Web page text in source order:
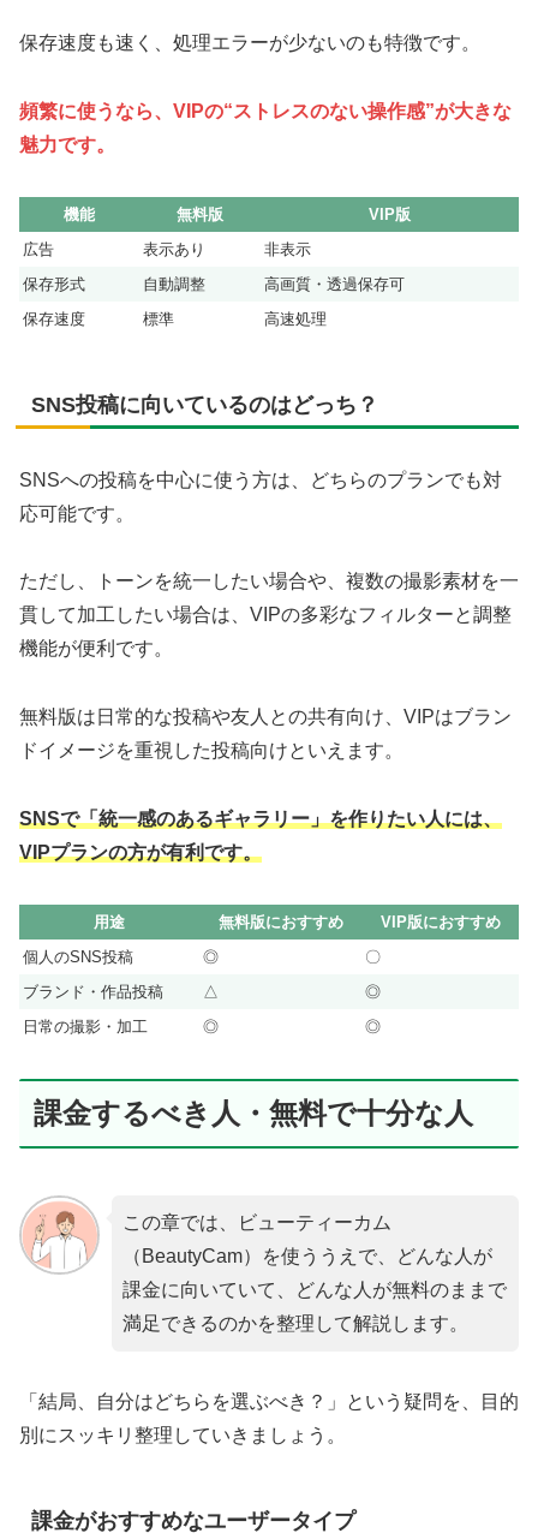
保存速度も速く、処理エラーが少ないのも特徴です。
頻繁に使うなら、VIPの“ストレスのない操作感”が大きな
魅力です。
機能 無料版
VIP版
広告
表示あり
非表示
保存形式
自動調整
高画質・透過保存可
保存速度
標準 高速処理
SNS投稿に向いているのはどっち？
SNSへの投稿を中心に使う方は、どちらのプランでも対
応可能です。
ただし、トーンを統一したい場合や、複数の撮影素材を一
貫して加工したい場合は、VIPの多彩なフィルターと調整
機能が便利です。
無料版は日常的な投稿や友人との共有向け、VIPはブラン
ドイメージを重視した投稿向けといえます。
SNSで「統一感のあるギャラリー」を作りたい人には、
VIPプランの方が有利です。
用途 無料版におすすめ
VIP版におすすめ
個人のSNS投稿
◎
〇
ブランド・作品投稿
△
◎
日常の撮影・加工
◎ ◎
課金するべき人・無料で十分な人
この章では、ビューティーカム
（BeautyCam）を使ううえで、どんな人が
課金に向いていて、どんな人が無料のままで
満足できるのかを整理して解説します。
「結局、自分はどちらを選ぶべき？」という疑問を、目的
別にスッキリ整理していきましょう。
課金がおすすめなユーザータイプ